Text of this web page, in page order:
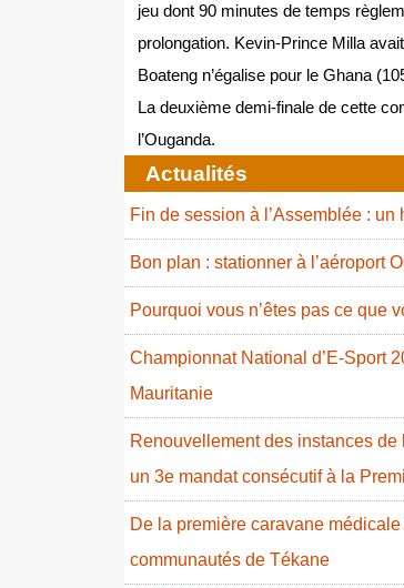
jeu dont 90 minutes de temps
prolongation. Kevin-Prince Milla
Boateng n’égalise pour le Ghana
La deuxième demi-finale de cette
l’Ouganda.
Actualités
Fin de session à l’Assemblée :
Bon plan : stationner à l’aéroport
Pourquoi vous n’êtes pas ce que
Championnat National d’E-Sport
Mauritanie
Renouvellement des instances
un 3e mandat consécutif à la
De la première caravane
communautés de Tékane